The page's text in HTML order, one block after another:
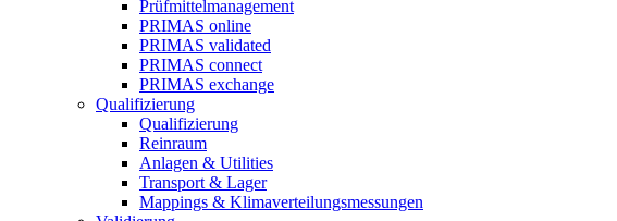
Prüfmittelmanagement
PRIMAS online
PRIMAS validated
PRIMAS connect
PRIMAS exchange
Qualifizierung
Qualifizierung
Reinraum
Anlagen & Utilities
Transport & Lager
Mappings & Klimaverteilungsmessungen